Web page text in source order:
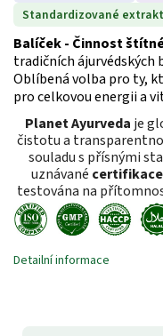
Standardizované
Balíček - Činnost
tradičních ájurvédských
Oblíbená volba pro ty,
pro celkovou energii a
Planet Ayurveda je
čistotu a
souladu s přísnými
uznávané certifikace
testována na
Detailní informace